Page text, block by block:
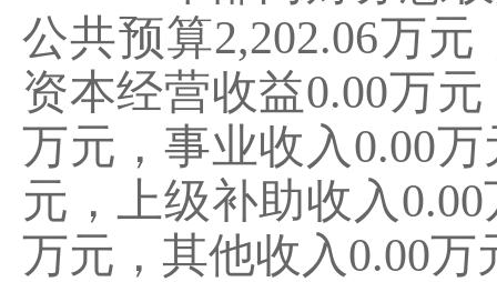
公共预算2,202.06万元
资本经营收益0.00万元
万元，事业收入 0.00万
元，上级补助收入 0.00
万元，其他收入0.00万